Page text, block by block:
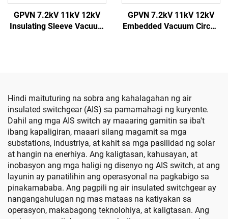
GPVN 7.2kV 11kV 12kV
Insulating Sleeve Vacuum
GPVN 7.2kV 11kV 12kV
Embedded Vacuum Circuit
Hindi maituturing na sobra ang kahalagahan ng air
insulated switchgear (AIS) sa pamamahagi ng kuryente.
Dahil ang mga AIS switch ay maaaring gamitin sa iba't
ibang kapaligiran, maaari silang magamit sa mga
substations, industriya, at kahit sa mga pasilidad ng solar
at hangin na enerhiya. Ang kaligtasan, kahusayan, at
inobasyon ang mga haligi ng disenyo ng AIS switch, at ang
layunin ay panatilihin ang operasyonal na pagkabigo sa
pinakamababa. Ang pagpili ng air insulated switchgear ay
nangangahulugan ng mas mataas na katiyakan sa
operasyon, makabagong teknolohiya, at kaligtasan. Ang